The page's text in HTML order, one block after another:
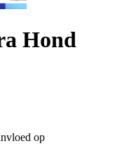
Hond
op